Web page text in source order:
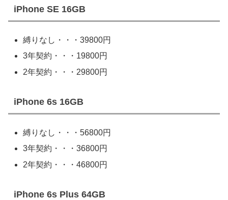
iPhone SE 16GB
縛りなし・・・39800円
3年契約・・・19800円
2年契約・・・29800円
iPhone 6s 16GB
縛りなし・・・56800円
3年契約・・・36800円
2年契約・・・46800円
iPhone 6s Plus 64GB